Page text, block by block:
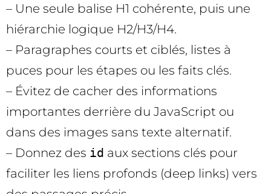
– Une seule balise H1 cohérente, puis une
hiérarchie logique H2/H3/H4.
– Paragraphes courts et ciblés, listes à
puces pour les étapes ou les faits clés.
– Évitez de cacher des informations
importantes derrière du JavaScript ou
dans des images sans texte alternatif.
– Donnez des id aux sections clés pour
faciliter les liens profonds (deep links) vers